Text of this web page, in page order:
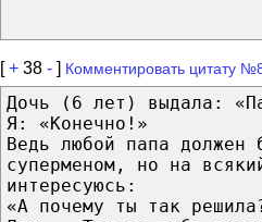
[+ 38 - ] Комментировать цитату
Дочь (6 лет) выдала:
Я: «Конечно!»
Ведь любой папа должен
суперменом, но на
интересуюсь:
«А почему ты так